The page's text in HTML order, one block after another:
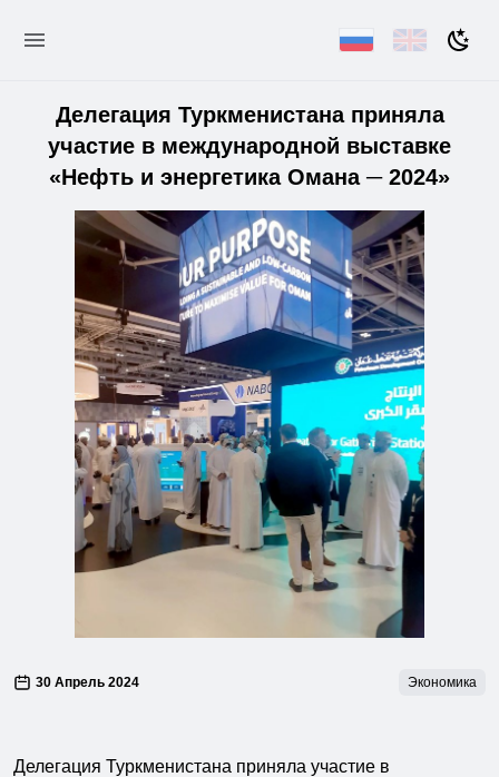
Делегация Туркменистана приняла
участие в международной выставке
«Нефть и энергетика Омана ─ 2024»
30 Апрель 2024 Экономика
Делегация Туркменистана приняла участие в